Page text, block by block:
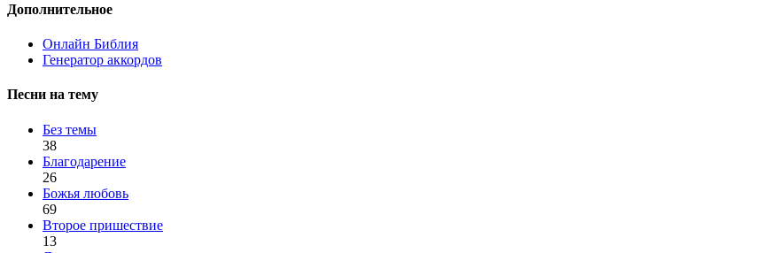
Дополнительное
Онлайн Библия
Генератор аккордов
Песни на тему
Без темы
38
Благодарение
26
Божья любовь
69
Второе пришествие
13